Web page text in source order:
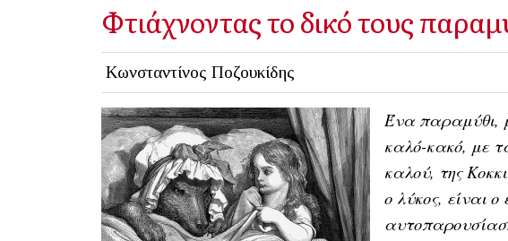
Φτιάχνοντας το δικό τους
Κωνσταντίνος Ποζουκίδης
Ένα παραμύθι,
καλό-κακό, με
καλού, της
ο λύκος, είναι ο